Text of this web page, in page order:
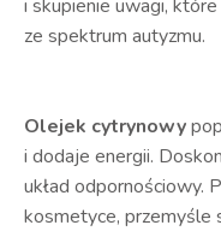
i skupienie uwagi,
ze spektrum autyzmu.
Olejek cytrynowy
i dodaje energii.
układ odpornościowy.
kosmetyce, przemyśle